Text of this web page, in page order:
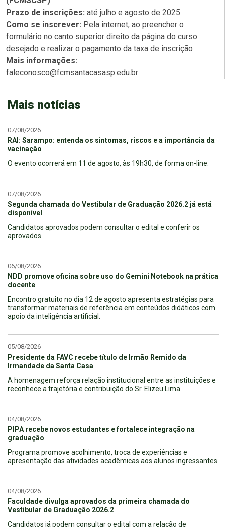
Prazo de inscrições: até julho e agosto de 2025
Como se inscrever: Pela internet, ao preencher o
formulário no canto superior direito da página do curso
desejado e realizar o pagamento da taxa de inscrição
Mais informações:
faleconosco@fcmsantacasasp.edu.br
Mais notícias
07/08/2026
RAI: Sarampo: entenda os sintomas, riscos e a importância da
vacinação
O evento ocorrerá em 11 de agosto, às 19h30, de forma on-line.
07/08/2026
Segunda chamada do Vestibular de Graduação 2026.2 já está
disponível
Candidatos aprovados podem consultar o edital e conferir os
aprovados.
06/08/2026
NDD promove oficina sobre uso do Gemini Notebook na prática
docente
Encontro gratuito no dia 12 de agosto apresenta estratégias para
transformar materiais de referência em conteúdos didáticos com
apoio da inteligência artificial.
05/08/2026
Presidente da FAVC recebe título de Irmão Remido da
Irmandade da Santa Casa
A homenagem reforça relação institucional entre as instituições e
reconhece a trajetória e contribuição do Sr. Elizeu Lima
04/08/2026
PIPA recebe novos estudantes e fortalece integração na
graduação
Programa promove acolhimento, troca de experiências e
apresentação das atividades acadêmicas aos alunos ingressantes.
04/08/2026
Faculdade divulga aprovados da primeira chamada do
Vestibular de Graduação 2026.2
Candidatos já podem consultar o edital com a relação de